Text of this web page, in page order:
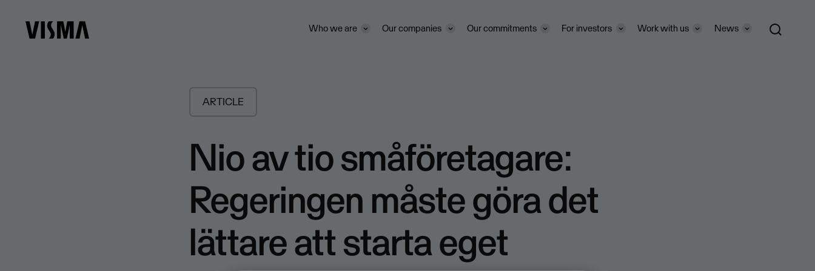
Who we are Our companies Our commitments For investors Work with us News
ARTICLE
Nio av tio småföretagare:
Regeringen måste göra det
lättare att starta eget